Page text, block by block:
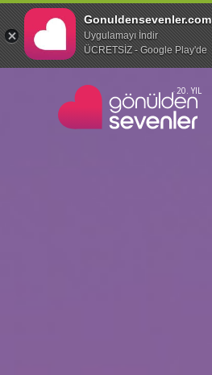
20. YIL
Gonuldensevenler.com
Uygulamayı İndir
ÜCRETSİZ - Google Play'de